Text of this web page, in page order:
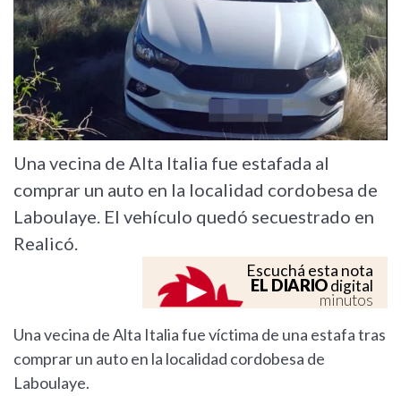
Una vecina de Alta Italia fue estafada al
comprar un auto en la localidad cordobesa de
Laboulaye. El vehículo quedó secuestrado en
Realicó.
Escuchá esta nota
EL DIARIOdigital
minutos
Una vecina de Alta Italia fue víctima de una estafa tras
comprar un auto en la localidad cordobesa de
Laboulaye.